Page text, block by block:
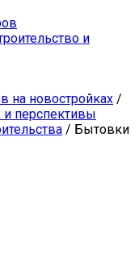
и
на новостройках /
перспективы
/ Бытовки